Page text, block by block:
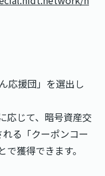
応援団」を選出し
応じて、暗号資産交
る「クーポンコー
獲得できます。